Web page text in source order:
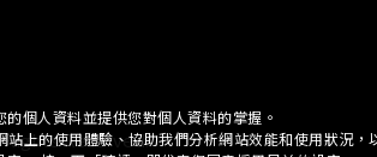
Reserved.
上的使用體驗、協助我們分析網站效能和使用狀況，以
。 按一下「確認」即代表您同意採用目前的設定。